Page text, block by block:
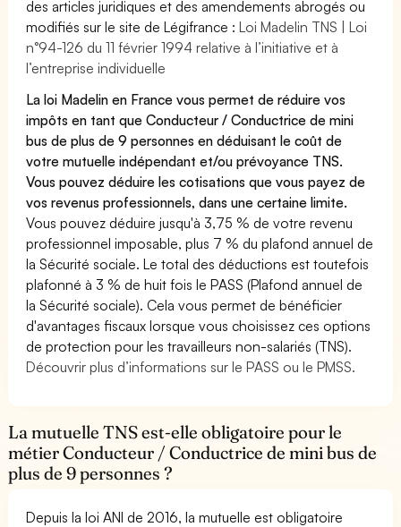
des articles juridiques et des amendements abrogés ou
modifiés sur le site de Légifrance :Loi Madelin TNS | Loi
n°94-126 du 11 février 1994 relative à l’initiative et à
l’entreprise individuelle
La loi Madelin en France vous permet de réduire vos
impôts en tant que Conducteur / Conductrice de mini
bus de plus de 9 personnes en déduisant le coût de
votre mutuelle indépendant et/ou prévoyance TNS.
Vous pouvez déduire les cotisations que vous payez de
vos revenus professionnels, dans une certaine limite.
Vous pouvez déduire jusqu'à 3,75 % de votre revenu
professionnel imposable, plus 7 % du plafond annuel de
la Sécurité sociale. Le total des déductions est toutefois
plafonné à 3 % de huit fois le PASS (Plafond annuel de
la Sécurité sociale). Cela vous permet de bénéficier
d'avantages fiscaux lorsque vous choisissez ces options
de protection pour les travailleurs non-salariés (TNS).
Découvrir plus d’informations sur le PASS ou le PMSS.
La mutuelle TNS est-elle obligatoire pour le
métier Conducteur / Conductrice de mini bus de
plus de 9 personnes ?
Depuis la loi ANI de 2016, la mutuelle est obligatoire